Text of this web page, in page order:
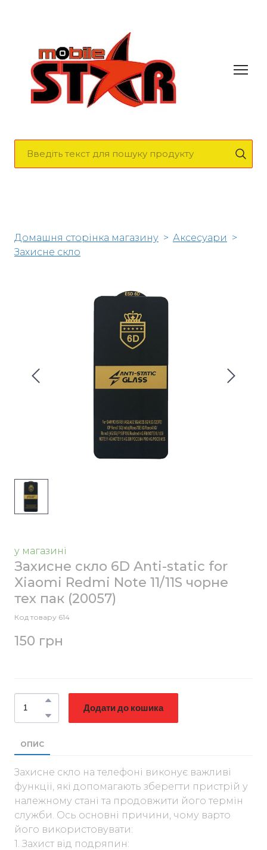
Домашня сторінка магазину
Аксесуари
Захисне скло
у магазині
Захисне скло 6D Anti-static for
Xiaomi Redmi Note 11/11S чорне
тех пак (20057)
Код товару 614
150 грн
Додати до кошика
ОПИС
Захисне скло на телефоні виконує важливі
функції, які допомагають зберегти пристрій у
належному стані та продовжити його термін
служби. Ось основні причини, чому варто
його використовувати:
1. Захист від подряпин: